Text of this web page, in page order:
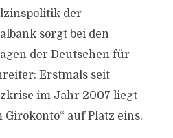
der
sorgt bei den
der Deutschen für
Erstmals seit
im Jahr 2007 liegt
Girokonto“ auf Platz eins.